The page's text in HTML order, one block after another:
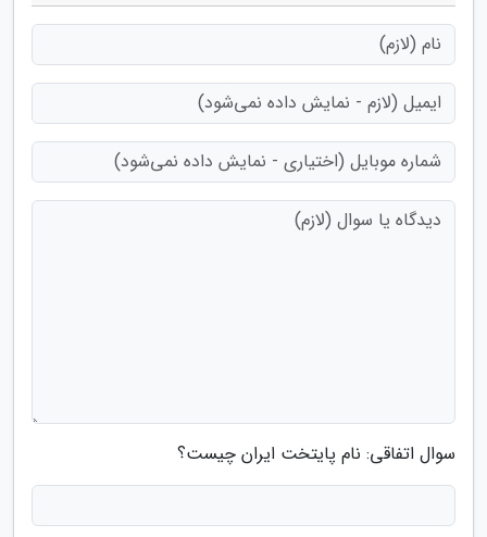
سوال اتفاقی: نام پایتخت ایران چیست؟